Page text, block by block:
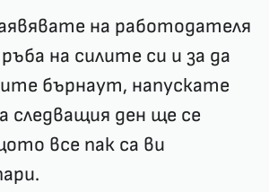
на работодателя
на силите си и за да
бърнаут, напускате
следващия ден ще се
все пак са ви